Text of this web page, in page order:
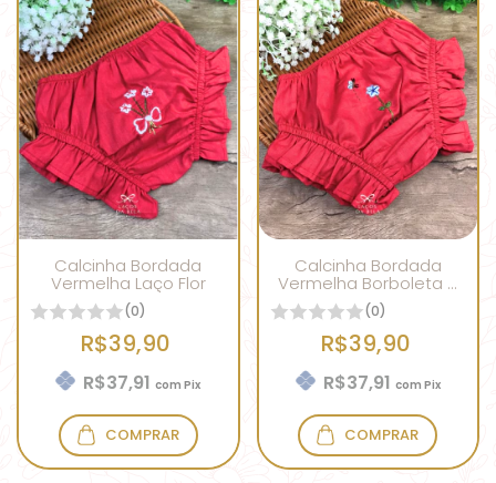
Calcinha Bordada
Vermelha Laço Flor
(0)
R$39,90
R$37,91com Pix
COMPRAR
Calcinha Bordada
Vermelha Borboleta e
Flor
(0)
R$39,90
R$37,91 com Pix
COMPRAR